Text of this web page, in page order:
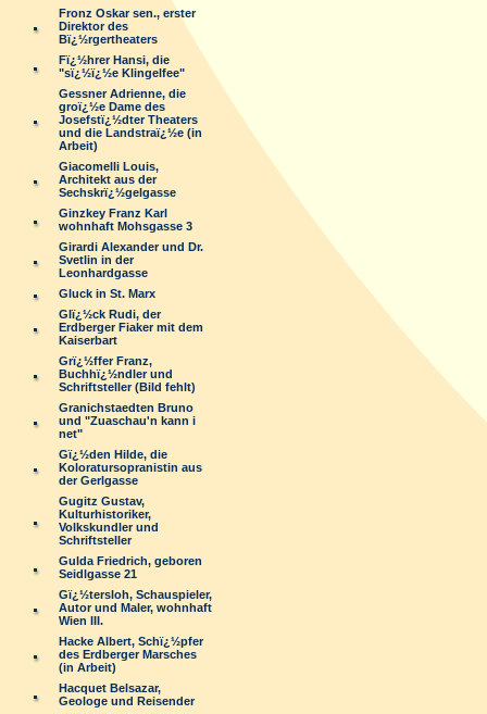
Fronz Oskar sen., erster
Direktor des
Bï¿½rgertheaters
Fï¿½hrer Hansi, die
"sï¿½ï¿½e Klingelfee"
Gessner Adrienne, die
groï¿½e Dame des
Josefstï¿½dter Theaters
und die Landstraï¿½e (in
Arbeit)
Giacomelli Louis,
Architekt aus der
Sechskrï¿½gelgasse
Ginzkey Franz Karl
wohnhaft Mohsgasse 3
Girardi Alexander und Dr.
Svetlin in der
Leonhardgasse
Gluck in St. Marx
Glï¿½ck Rudi, der
Erdberger Fiaker mit dem
Kaiserbart
Grï¿½ffer Franz,
Buchhï¿½ndler und
Schriftsteller (Bild fehlt)
Granichstaedten Bruno
und "Zuaschau'n kann i
net"
Gï¿½den Hilde, die
Koloratursopranistin aus
der Gerlgasse
Gugitz Gustav,
Kulturhistoriker,
Volkskundler und
Schriftsteller
Gulda Friedrich, geboren
Seidlgasse 21
Gï¿½tersloh, Schauspieler,
Autor und Maler, wohnhaft
Wien III.
Hacke Albert, Schï¿½pfer
des Erdberger Marsches
(in Arbeit)
Hacquet Belsazar,
Geologe und Reisender